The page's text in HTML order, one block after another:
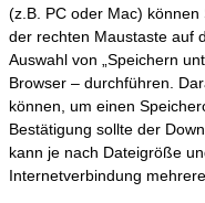
(z.B. PC oder Mac)
der rechten Maustaste auf
Auswahl von „Speichern
Browser – durchführen.
können, um einen
Bestätigung sollte der
kann je nach Dateigröße
Internetverbindung